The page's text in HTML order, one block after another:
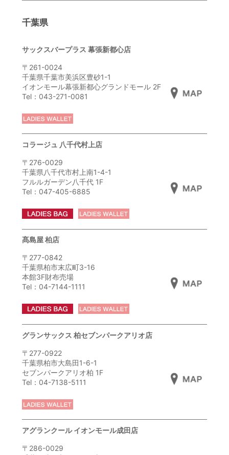
千葉県
サックスバープラス 幕張新都心店
〒261-0024
千葉県千葉市美浜区豊砂1-1
イオンモール幕張新都心グランドモール 2F
Tel：043-271-0081
コラージュ 八千代村上店
〒276-0029
千葉県八千代市村上南1-4-1
フルルガーデン八千代 1F
Tel：047-405-6885
髙島屋 柏店
〒277-0842
千葉県柏市末広町3-16
本館3F財布売場
Tel：04-7144-1111
グランサックス 柏セブンパークアリオ店
〒277-0922
千葉県柏市大島田1-6-1
セブンパークアリオ柏 1F
Tel：04-7138-5111
アグランクール イオンモール成田店
〒286-0029